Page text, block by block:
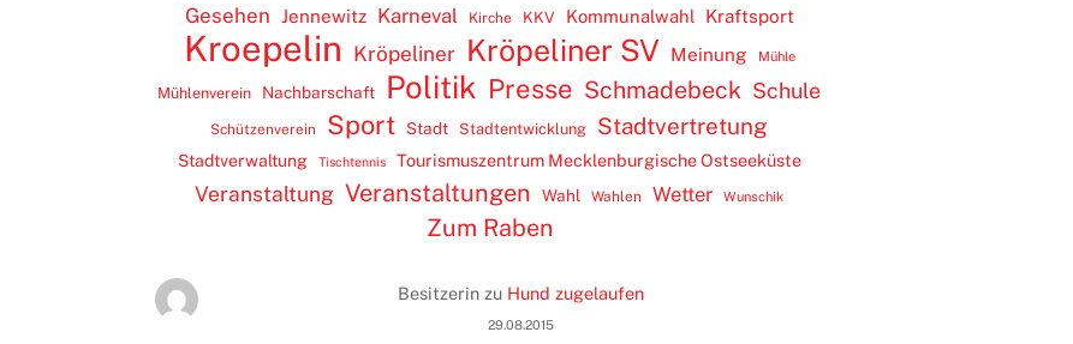
Gesehen Jennewitz Karneval Kirche KKV Kommunalwahl Kraftsport
Kroepelin Kröpeliner Kröpeliner SV Meinung Mühle
Mühlenverein Nachbarschaft Politik Presse Schmadebeck Schule
Schützenverein Sport Stadt Stadtentwicklung Stadtvertretung
Stadtverwaltung Tischtennis Tourismuszentrum Mecklenburgische Ostseeküste
Veranstaltung Veranstaltungen Wahl Wahlen Wetter Wunschik
Zum Raben
Besitzerinzu Hund zugelaufen
29.08.2015